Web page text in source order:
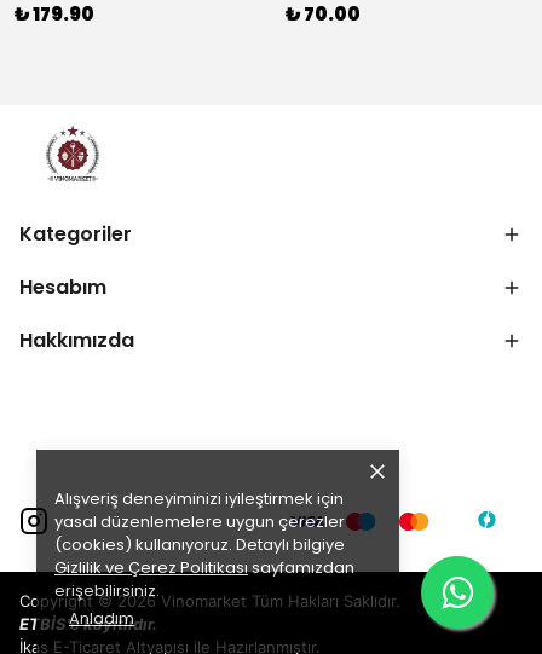
Alışveriş deneyiminizi iyileştirmek için
yasal düzenlemelere uygun çerezler
(cookies) kullanıyoruz. Detaylı bilgiye
Gizlilik ve Çerez Politikasısayfamızdan
erişebilirsiniz.
Anladım
₺ 179.90 ₺ 70.00
Kategoriler
Hesabım
Hakkımızda
Copyright © 2026 Vinomarket Tüm Hakları Saklıdır.
ETBİS'e kayıtlıdır.
İkas E-Ticaret Altyapısı ile Hazırlanmıştır.